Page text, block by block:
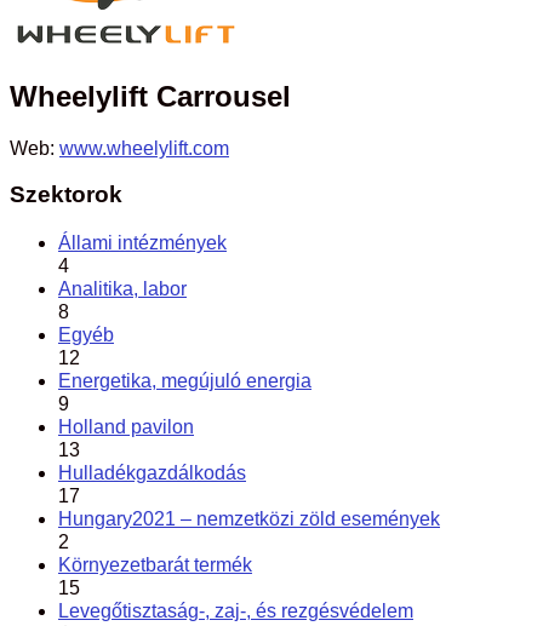
Wheelylift Carrousel
Web: www.wheelylift.com
Szektorok
Állami intézmények
4
Analitika, labor
8
Egyéb
12
Energetika, megújuló energia
9
Holland pavilon
13
Hulladékgazdálkodás
17
Hungary2021 – nemzetközi zöld események
2
Környezetbarát termék
15
Levegőtisztaság-, zaj-, és rezgésvédelem